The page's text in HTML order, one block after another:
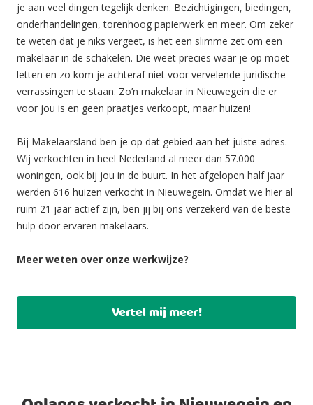
je aan veel dingen tegelijk denken. Bezichtigingen, biedingen,
onderhandelingen, torenhoog papierwerk en meer. Om zeker
te weten dat je niks vergeet, is het een slimme zet om een
makelaar in de schakelen. Die weet precies waar je op moet
letten en zo kom je achteraf niet voor vervelende juridische
verrassingen te staan. Zo’n makelaar in Nieuwegein die er
voor jou is en geen praatjes verkoopt, maar huizen!
Bij Makelaarsland ben je op dat gebied aan het juiste adres.
Wij verkochten in heel Nederland al meer dan 57.000
woningen, ook bij jou in de buurt. In het afgelopen half jaar
werden 616 huizen verkocht in Nieuwegein. Omdat we hier al
ruim 21 jaar actief zijn, ben jij bij ons verzekerd van de beste
hulp door ervaren makelaars.
Meer weten over onze werkwijze?
Vertel mij meer!